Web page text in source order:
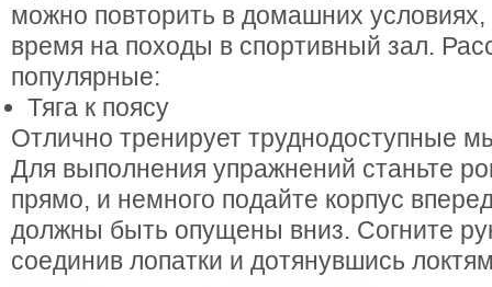
можно повторить в домашних условиях,
время на походы в спортивный зал.
популярные:
Тяга к поясу
Отлично тренирует труднодоступные
Для выполнения упражнений станьте
прямо, и немного подайте корпус
должны быть опущены вниз. Согните
соединив лопатки и дотянувшись